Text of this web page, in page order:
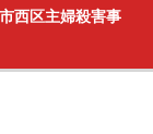
西区主婦殺害事